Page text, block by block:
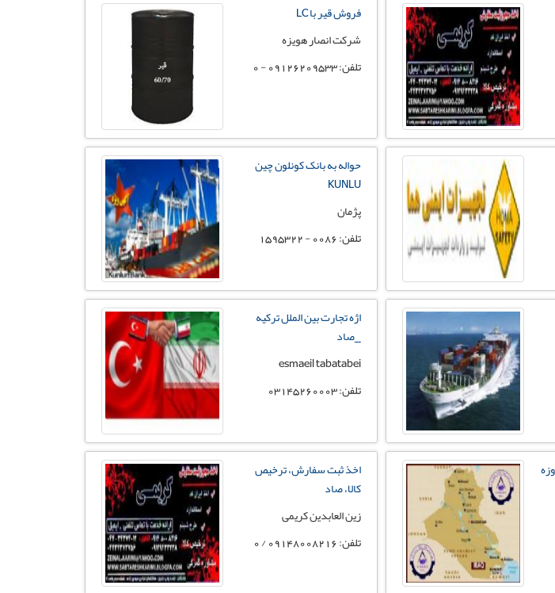
فروش قیر با LC
شرکت انصار هویزه
تلفن: 09126209533 - 0
حواله به بانک کونلون چین
KUNLU
پژمان
تلفن: 0086 - 1595322
اژه تجارت بین الملل ترکیه
_صاد
esmaeil tabatabei
تلفن: 03145260003
اخذ ثبت سفارش، ترخیص
کالا، صاد
زین العابدین کریمی
تلفن: 09148008216 / 0